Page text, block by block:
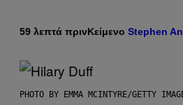
59 λεπτά πρινΚείμενο Stephen
PHOTO BY EMMA MCINTYRE/GETTY